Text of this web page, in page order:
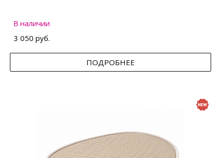
В наличии
3 050 руб.
ПОДРОБНЕЕ